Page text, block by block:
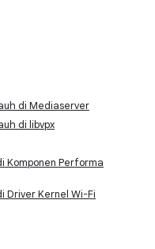
di Mediaserver
di libvpx
Komponen Performa
Driver Kernel Wi-Fi